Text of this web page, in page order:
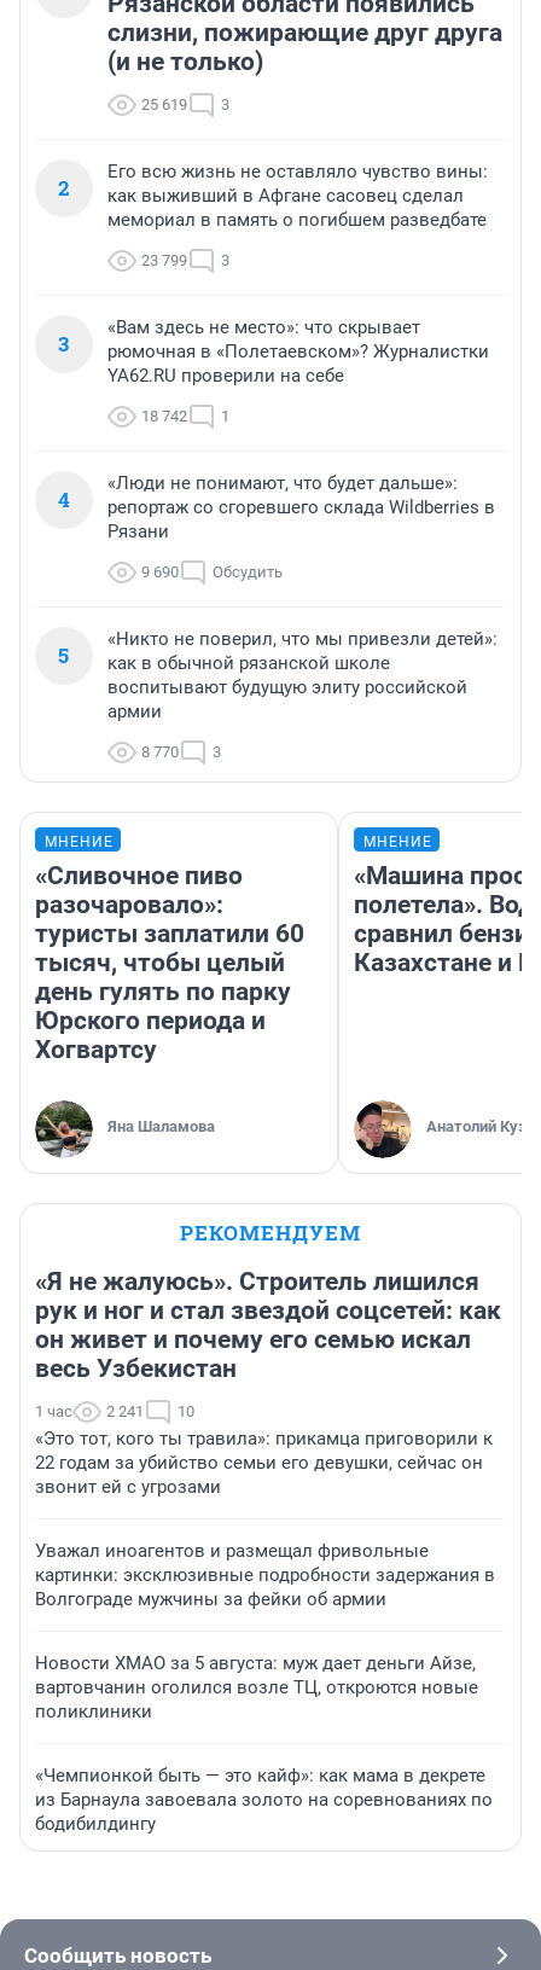
слизни, пожирающие друг друга
(и не только)
25 619 3
2
Его всю жизнь не оставляло чувство вины:
как выживший в Афгане сасовец сделал
мемориал в память о погибшем разведбате
23 799 3
3
«Вам здесь не место»: что скрывает
рюмочная в «Полетаевском»? Журналистки
YA62.RU проверили на себе
18 742 1
4
«Люди не понимают, что будет дальше»:
репортаж со сгоревшего склада Wildberries в
Рязани
9 690 Обсудить
5
«Никто не поверил, что мы привезли детей»:
как в обычной рязанской школе
воспитывают будущую элиту российской
армии
8 770 3
МНЕНИЕ
«Сливочное пиво
разочаровало»:
туристы заплатили 60
тысяч, чтобы целый
день гулять по парку
Юрского периода и
Хогвартсу
Яна Шаламова
МНЕНИЕ
«Машина
полетела».
сравнил
Казахстане и
Анатолий
РЕКОМЕНДУЕМ
«Я не жалуюсь». Строитель лишился
рук и ног и стал звездой соцсетей: как
он живет и почему его семью искал
весь Узбекистан
1 час 2 241 10
«Это тот, кого ты травила»: прикамца приговорили к
22 годам за убийство семьи его девушки, сейчас он
звонит ей с угрозами
Уважал иноагентов и размещал фривольные
картинки: эксклюзивные подробности задержания в
Волгограде мужчины за фейки об армии
Новости ХМАО за 5 августа: муж дает деньги Айзе,
вартовчанин оголился возле ТЦ, откроются новые
поликлиники
«Чемпионкой быть — это кайф»: как мама в декрете
из Барнаула завоевала золото на соревнованиях по
бодибилдингу
Сообщить новость